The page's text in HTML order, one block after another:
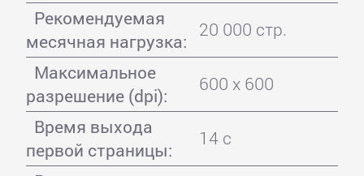
Рекомендуемая
месячная нагрузка:
20 000 стр.
Максимальное
разрешение (dpi):
600 x 600
Время выхода
первой страницы:
14 с